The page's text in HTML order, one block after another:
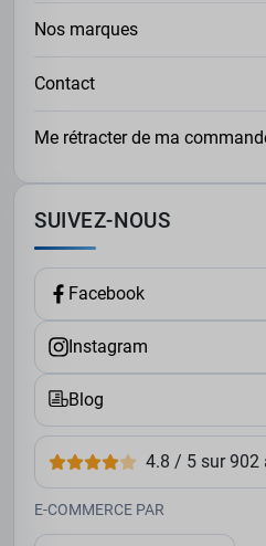
Nos marques
Contact
Me rétracter de ma
SUIVEZ-NOUS
Facebook
Instagram
Blog
4.8 / 5 sur 902
E-COMMERCE PAR